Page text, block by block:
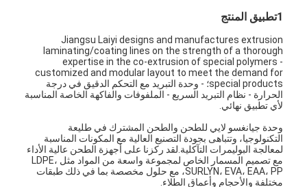
1تطبيق المنتج
Jiangsu Laiyi designs and manufactures extrusion
laminating/coating lines on the strength of a thorough
expertise in the co-extrusion of special polymers -
customized and modular layout to meet the demand for
special products؛ - وحدة التبريد مع التحكم الدقيق في درجة
الحرارة - نظام التبريد السريع - الملفوفات والفاكهة الخاصة المناسبة
لأي تطبيق نهائي.
وحدة جيانغسو لايي للطحن والطحن المشترك في طليعة
التكنولوجيا، وتتباهى بجودة التصنيع العالية مع المكونات المناسبة
لمعالجة البوليمرات التآكلية.لقد ركزنا على أجهزة الطحن عالية الأداء
مع تصميم المسمار الخاص لمجموعة واسعة من المواد مثل LDPE،
SURLYN، EVA، EAA، PP، مع حلول مخصصة بما في ذلك طبقات
مختلفة والأحجام وأعماق الطلاء.